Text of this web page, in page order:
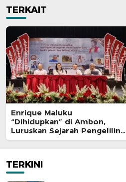
TERKAIT
Enrique Maluku
“Dihidupkan” di Ambon,
Luruskan Sejarah Pengeliling
Bumi Pertama Adalah Putra
TERKINI